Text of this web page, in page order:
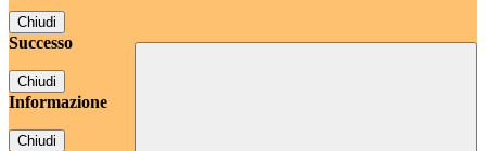
Chiudi
Successo
Chiudi
Informazione
Chiudi